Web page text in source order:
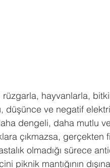
rüzgarla, hayvanlarla,
düşünce ve negatif
dengeli, daha mutlu
çıkmazsa, gerçekten
olmadığı sürece
piknik mantığının